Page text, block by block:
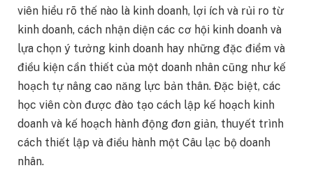
viên hiểu rõ thế nào là kinh doanh, lợi ích và rủi ro từ
kinh doanh, cách nhận diện các cơ hội kinh doanh và
lựa chọn ý tưởng kinh doanh hay những đặc điểm và
điều kiện cần thiết của một doanh nhân cũng như kế
hoạch tự nâng cao năng lực bản thân. Đặc biệt, các
học viên còn được đào tạo cách lập kế hoạch kinh
doanh và kế hoạch hành động đơn giản, thuyết trình
cách thiết lập và điều hành một Câu lạc bộ doanh
nhân.